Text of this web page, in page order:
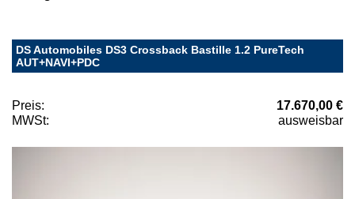
DS Automobiles DS3 Crossback Bastille 1.2 PureTech
AUT+NAVI+PDC
Preis:
17.670,00 €
MWSt:
ausweisbar